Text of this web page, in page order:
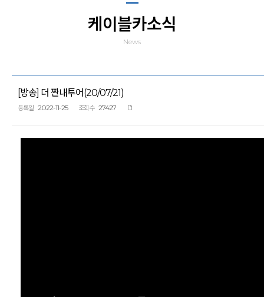
케이블카소식
News
[방송] 더 짠내투어(20/07/21)
등록일 2022-11-25 조회수 27427